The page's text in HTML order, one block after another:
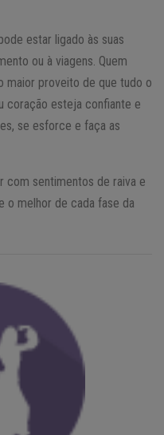
estar ligado às suas
ou à viagens. Quem
maior proveito de que tudo o
coração esteja confiante e
se esforce e faça as
com sentimentos de raiva e
o melhor de cada fase da